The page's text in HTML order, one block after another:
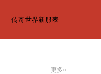
传奇世界新服表
更多»